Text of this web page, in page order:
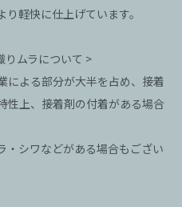
軽快に仕上げています。
りムラについて >
による部分が大半を占め、接着
性上、接着剤の付着がある場合
・シワなどがある場合もござい